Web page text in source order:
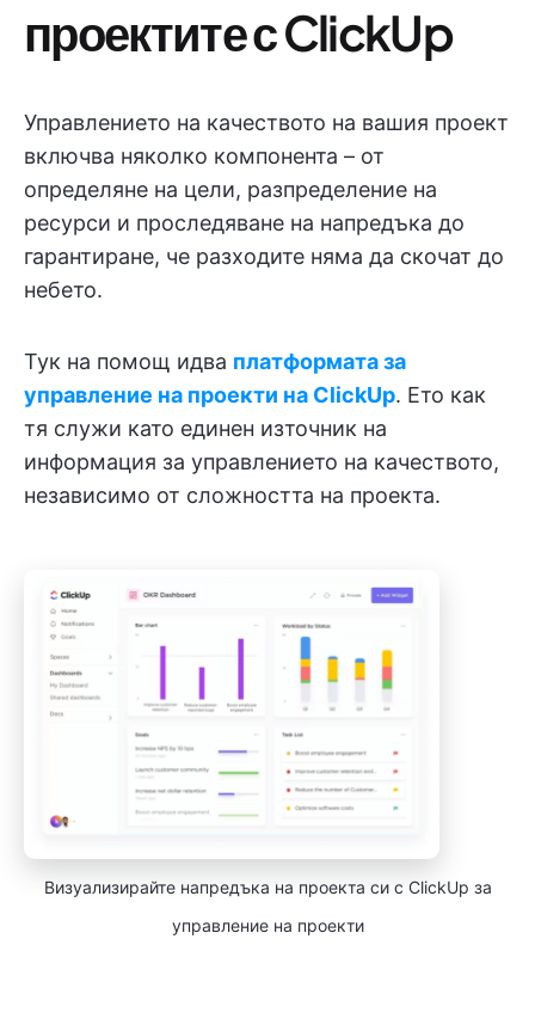
проектите с ClickUp
Управлението на качеството на вашия проект
включва няколко компонента – от
определяне на цели, разпределение на
ресурси и проследяване на напредъка до
гарантиране, че разходите няма да скочат до
небето.
Тук на помощ идва платформата за
управление на проекти на ClickUp. Ето как
тя служи като единен източник на
информация за управлението на качеството,
независимо от сложността на проекта.
Визуализирайте напредъка на проекта си с ClickUp за
управление на проекти